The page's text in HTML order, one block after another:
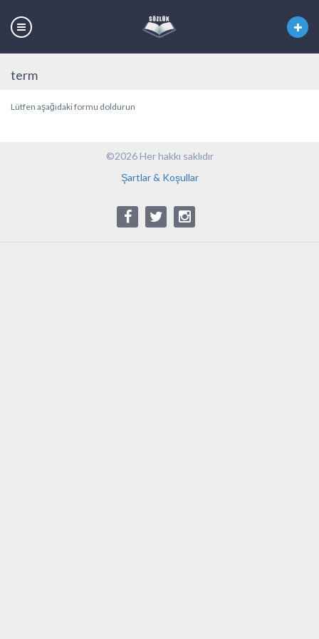
term
Lütfen aşağıdaki formu doldurun
©2026 Her hakkı saklıdır
Şartlar & Koşullar